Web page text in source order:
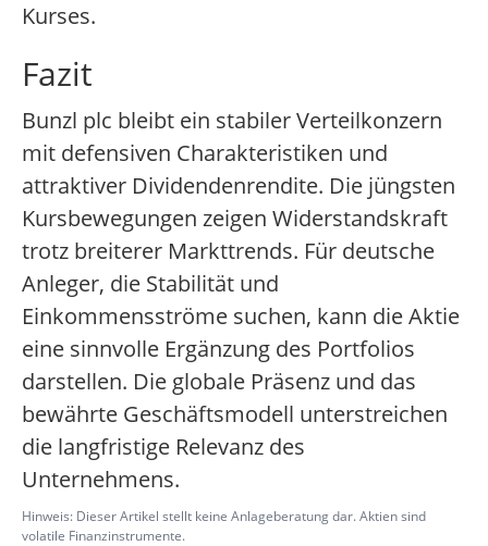
Kurses.
Fazit
Bunzl plc bleibt ein stabiler Verteilkonzern
mit defensiven Charakteristiken und
attraktiver Dividendenrendite. Die jüngsten
Kursbewegungen zeigen Widerstandskraft
trotz breiterer Markttrends. Für deutsche
Anleger, die Stabilität und
Einkommensströme suchen, kann die Aktie
eine sinnvolle Ergänzung des Portfolios
darstellen. Die globale Präsenz und das
bewährte Geschäftsmodell unterstreichen
die langfristige Relevanz des
Unternehmens.
Hinweis: Dieser Artikel stellt keine Anlageberatung dar. Aktien sind
volatile Finanzinstrumente.